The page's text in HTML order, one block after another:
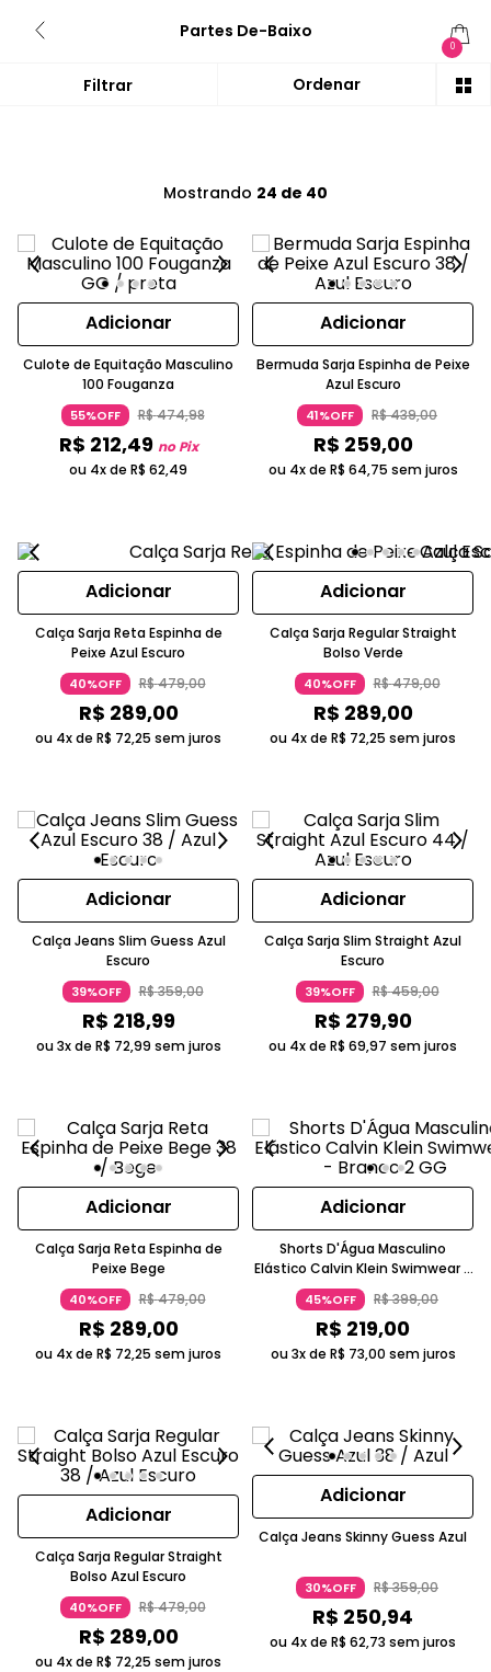
Partes De-Baixo
0
Mostrando 24 de 40
Adicionar
Culote de Equitação Masculino
100 Fouganza
55%OFF R$474,98
R$ 212,49 no Pix
ou 4x de R$ 62,49
Adicionar
Bermuda Sarja Espinha de Peixe
Azul Escuro
41%OFF R$439,00
R$ 259,00
ou 4x de R$ 64,75 sem juros
Adicionar
Calça Sarja Reta Espinha de
Peixe Azul Escuro
40%OFF R$479,00
R$ 289,00
ou 4x de R$ 72,25 sem juros
Adicionar
Calça Sarja Regular Straight
Bolso Verde
40%OFF R$479,00
R$ 289,00
ou 4x de R$ 72,25 sem juros
Adicionar
Calça Jeans Slim Guess Azul
Escuro
39%OFF R$359,00
R$ 218,99
ou 3x de R$ 72,99 sem juros
Adicionar
Calça Sarja Slim Straight Azul
Escuro
39%OFF R$459,00
R$ 279,90
ou 4x de R$ 69,97 sem juros
Adicionar
Calça Sarja Reta Espinha de
Peixe Bege
40%OFF R$479,00
R$ 289,00
ou 4x de R$ 72,25 sem juros
Adicionar
Shorts D'Água Masculino
Elástico Calvin Klein Swimwear -
Branco 2
45%OFF R$399,00
R$ 219,00
ou 3x de R$ 73,00 sem juros
Adicionar
Calça Sarja Regular Straight
Bolso Azul Escuro
40%OFF R$479,00
R$ 289,00
ou 4x de R$ 72,25 sem juros
Adicionar
Calça Jeans Skinny Guess Azul
30%OFF R$359,00
R$ 250,94
ou 4x de R$ 62,73 sem juros